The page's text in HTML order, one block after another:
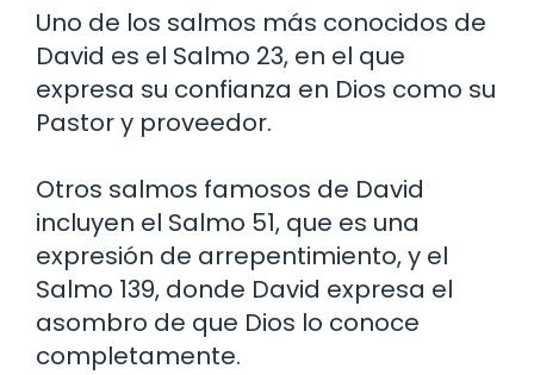
Uno de los salmos más conocidos de
David es el Salmo 23, en el que
expresa su confianza en Dios como su
Pastor y proveedor.
Otros salmos famosos de David
incluyen el Salmo 51, que es una
expresión de arrepentimiento, y el
Salmo 139, donde David expresa el
asombro de que Dios lo conoce
completamente.